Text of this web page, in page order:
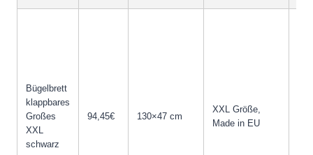
Bügelbrett
klappbares
Großes
XXL
schwarz
94,45€ 130×47 cm
XXL Größe,
Made in EU